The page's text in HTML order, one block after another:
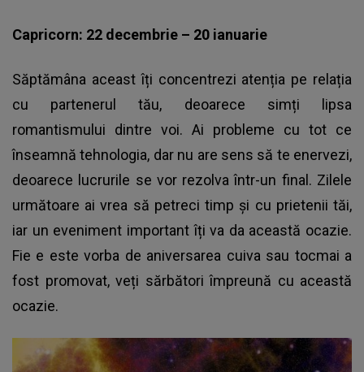
Capricorn: 22 decembrie – 20 ianuarie
Săptămâna aceast îți concentrezi atenția pe relația
cu partenerul tău, deoarece simți lipsa
romantismului dintre voi. Ai probleme cu tot ce
înseamnă tehnologia, dar nu are sens să te enervezi,
deoarece lucrurile se vor rezolva într-un final. Zilele
următoare ai vrea să petreci timp și cu prietenii tăi,
iar un eveniment important îți va da această ocazie.
Fie e este vorba de aniversarea cuiva sau tocmai a
fost promovat, veți sărbători împreună cu această
ocazie.